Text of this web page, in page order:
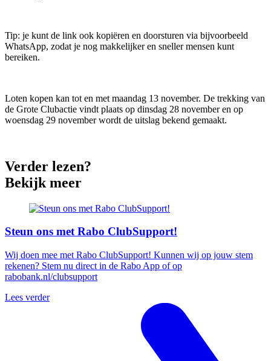
Tip: je kunt de link ook kopiëren en doorsturen via bijvoorbeeld
WhatsApp, zodat je nog makkelijker en sneller mensen kunt
bereiken.
Loten kopen kan tot en met maandag 13 november. De trekking van
de Grote Clubactie vindt plaats op dinsdag 28 november en op
woensdag 29 november wordt de uitslag bekend gemaakt.
Verder lezen?
Bekijk meer
Steun ons met Rabo ClubSupport!
Wij doen mee met Rabo ClubSupport! Kunnen wij op jouw stem
rekenen? Stem nu direct in de Rabo App of op
rabobank.nl/clubsupport
Lees verder